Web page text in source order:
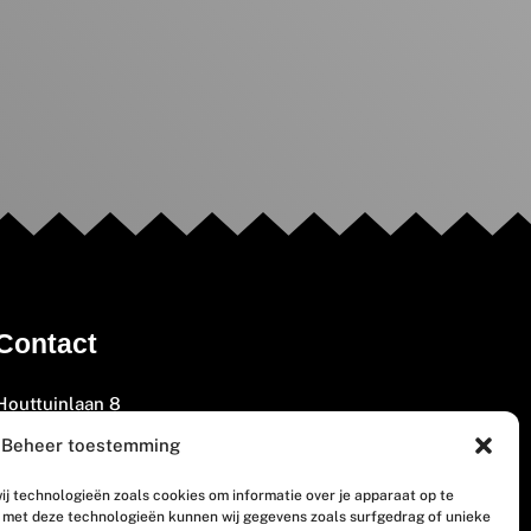
Beheer toestemming
technologieën zoals cookies om informatie over je apparaat op te
deze technologieën kunnen wij gegevens zoals surfgedrag of unieke
8
GM Woerden
405 200